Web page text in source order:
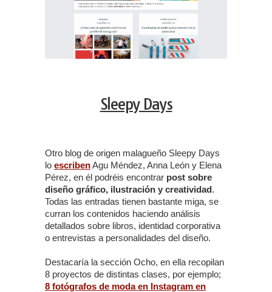
Sleepy Days
Otro blog de origen malagueño Sleepy Days
lo escribenAgu Méndez, Anna León y Elena
Pérez, en él podréis encontrar post sobre
diseño gráfico, ilustración y creatividad.
Todas las entradas tienen bastante miga, se
curran los contenidos haciendo análisis
detallados sobre libros, identidad corporativa
o entrevistas a personalidades del diseño.
Destacaría la sección Ocho, en ella recopilan
8 proyectos de distintas clases, por ejemplo;
8 fotógrafos de moda en Instagram en